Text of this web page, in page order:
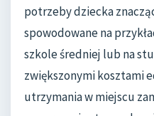
potrzeby dziecka
spowodowane na
szkole średniej lub na
zwiększonymi kosztami
utrzymania w miejscu